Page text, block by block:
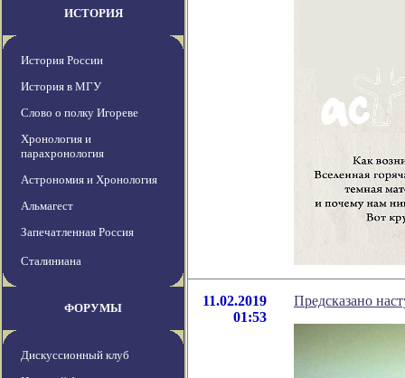
ИСТОРИЯ
История России
История в МГУ
Слово о полку Игореве
Хронология и
парахронология
Астрономия и Хронология
Альмагест
Запечатленная Россия
Сталиниана
ФОРУМЫ
Дискуссионный клуб
11.02.2019
01:53
Предсказано